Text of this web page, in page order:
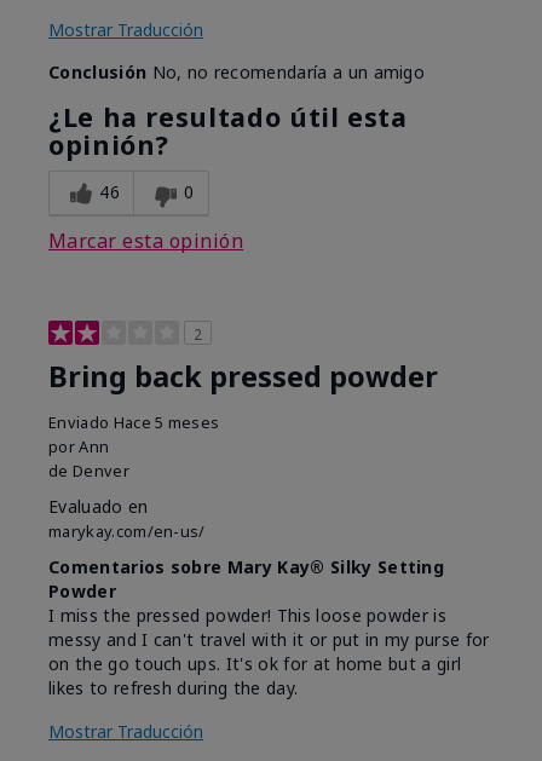
Mostrar Traducción
Conclusión No, no recomendaría a un amigo
¿Le ha resultado útil esta
opinión?
46 0
Marcar esta opinión
2
Bring back pressed powder
Enviado Hace 5 meses
porAnn
de Denver
Evaluado en
marykay.com/en-us/
Comentarios sobre Mary Kay® Silky Setting
Powder
I miss the pressed powder! This loose powder is
messy and I can't travel with it or put in my purse for
on the go touch ups. It's ok for at home but a girl
likes to refresh during the day.
Mostrar Traducción